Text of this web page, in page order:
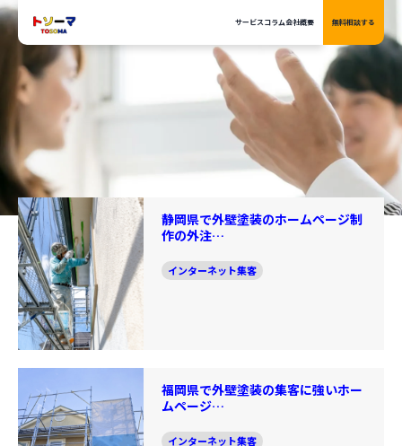
サービスコラム会社概要 無料相談する
サービスコラム会社概要 無料相談する
静岡県で外壁塗装のホームページ制
作の外注…
インターネット集客
福岡県で外壁塗装の集客に強いホー
ムページ…
インターネット集客